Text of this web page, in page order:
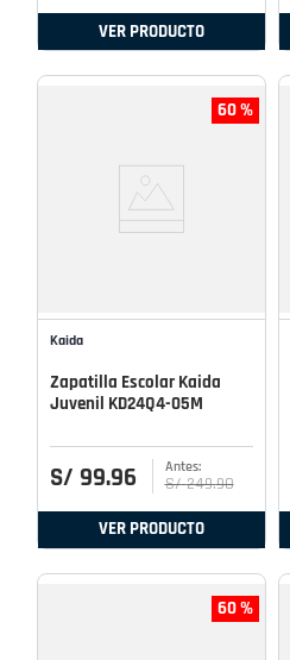
VER PRODUCTO
60 %
Kaida
Zapatilla Escolar Kaida
Juvenil KD24Q4-05M
S/ 99.96 S/ 249.90
VER PRODUCTO
60 %